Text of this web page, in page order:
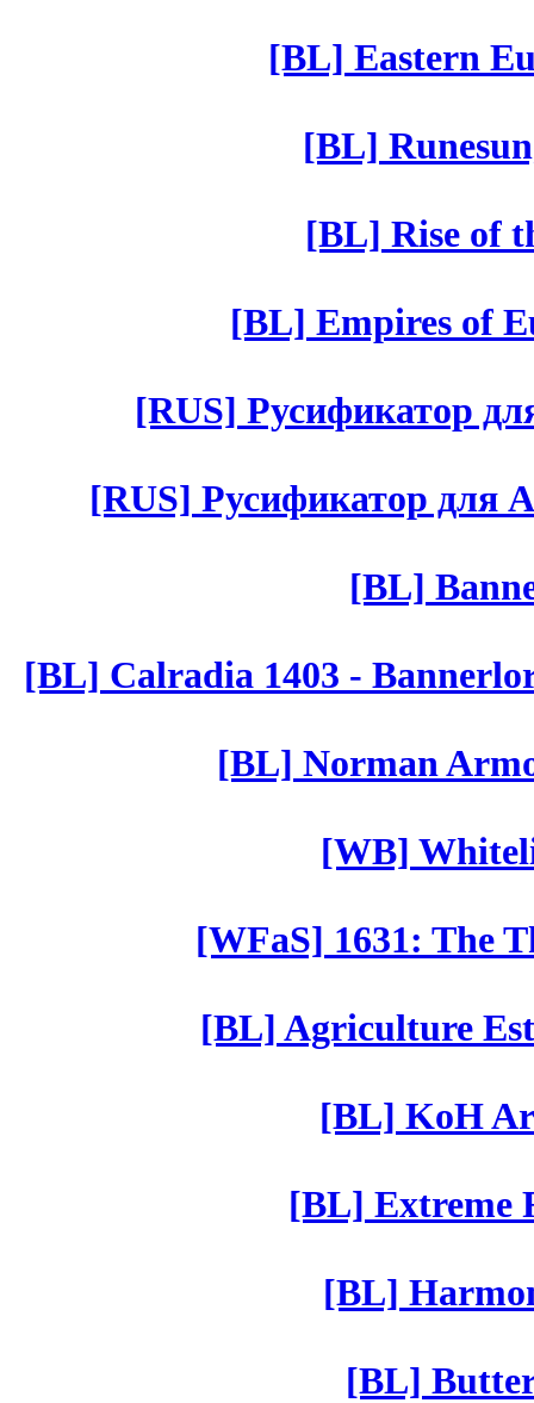
[BL] Eastern
[BL]
[BL] Rise of
[BL] Empires of
[RUS] Русификатор
[RUS] Русификатор для
[BL]
[BL] Calradia 1403 -
[BL] Norman
[WB]
[WFaS] 1631: The
[BL] Agriculture
[BL] KoH
[BL] Extreme
[BL]
[BL]